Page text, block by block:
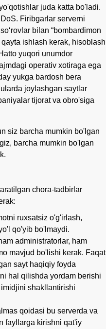
juda katta bo'ladi.
Firibgarlar serverni
bilan “bombardimon
ishlash kerak, hisoblash
yuqori unumdor
operativ xotiraga ega
yukga bardosh bera
joylashgan saytlar
tijorat va obro'siga
siz barcha mumkin bo'lgan
barcha mumkin bo'lgan
chora-tadbirlar
ruxsatsiz o'g'irlash,
qo'yib bo'lmaydi.
administratorlar, ham
mavjud bo'lishi kerak. Faqat
sayt haqiqiy foyda
hal qilishda yordam berishi
shakllantirishi
qoidasi bu serverda va
fayllarga kirishni qat'iy